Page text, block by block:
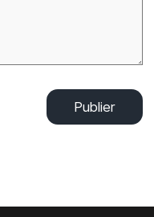
Publier